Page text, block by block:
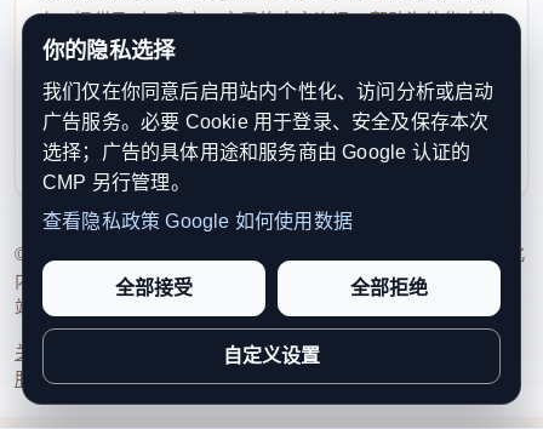
7月7日SkyTg24消息，7月6日上午，福贾地区
中，一辆载有三名保安的运钞车在Cerignola附近的
231号省道遭蒙面匪徒拦截，匪徒开枪约十发迫使停
车，并用炸药炸开后车厢抢走现金，逃跑时纵火焚烧
车辆以拖延警方，部分钞票遗落路面，保安人员均未
受伤。数小时后，Ascoli Satriano的655号国道上，一
伙劫匪用满载草捆的卡车拦路，截停一辆从坎帕尼亚
驶来的运烟卡车，劫走全部货物。司机和两名保安被
绑架后遗弃在乡村，三人最终安全获救，制服和配枪
点，提供及时、真实、实用的中文资讯，帮助海外华人快
速了解欧洲动态。
contact@xinouzhou.com
服务支持、版权与合作：工作日优先处理站务、投稿与权
利通知
© 2026 新欧洲·欧洲头条. All Rights Reserved. 本网站持续优化
内容透明度、联系方式与用户权利说明，以提升品牌信任感和
站点完整度。
关于我们 编辑规范日期归档隐私政策
服务条款联系我们
你的隐私选择
我们仅在你同意后启用站内个性化、访问分析或启动
广告服务。必要 Cookie 用于登录、安全及保存本次
选择；广告的具体用途和服务商由 Google 认证的
CMP 另行管理。
查看隐私政策 Google 如何使用数据
全部接受 全部拒绝
自定义设置